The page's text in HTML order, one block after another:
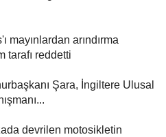
mayınlardan arındırma
tarafı reddetti
Şara, İngiltere Ulusal
devrilen motosikletin